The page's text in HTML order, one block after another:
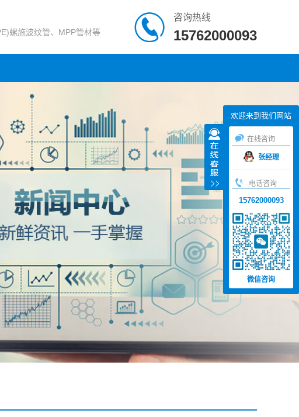
螺施波纹管、MPP管材等
咨询热线
15762000093
欢迎来到我们网站
在线咨询
张经理
电话咨询
15762000093
微信咨询